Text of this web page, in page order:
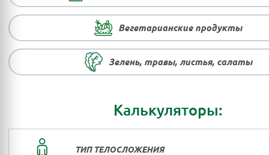
Вегетарианские продукты
Зелень, травы, листья, салаты
Калькуляторы:
ТИП ТЕЛОСЛОЖЕНИЯ